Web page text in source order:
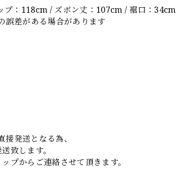
プ：118cm / ズボン丈：107cm / 裾口：34cm
誤差がある場合があります
発送となる為、
致します。
プからご連絡させて頂きます。